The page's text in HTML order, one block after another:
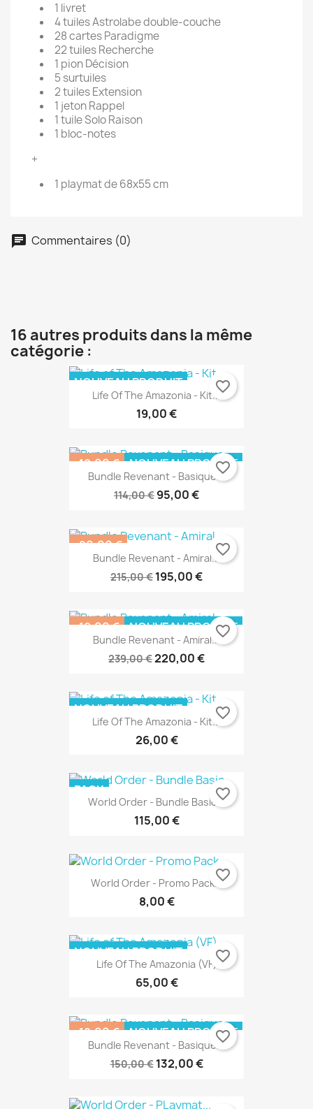
Create new list
Annuler Créer une liste d'envies
Annuler Connexion
1 livret
4 tuiles Astrolabe double-couche
28 cartes Paradigme
22 tuiles Recherche
1 pion Décision
5 surtuiles
2 tuiles Extension
1 jeton Rappel
1 tuile Solo Raison
1 bloc-notes
+
1 playmat de 68x55 cm
chat Commentaires (0)
16 autres produits dans la même
catégorie :
Life Of The Amazonia - Kit...
19,00 €
NOUVEAU PRODUIT
RUPTURE DE STOCK
favorite_border
Bundle Revenant - Basique...
114,00 € 95,00 €
-19,00 €
NOUVEAU PRODUIT
favorite_border
Bundle Revenant - Amiral...
215,00 € 195,00 €
-20,00 €
NOUVEAU PRODUIT
PACK
favorite_border
Bundle Revenant - Amiral...
239,00 €220,00 €
-19,00 €
NOUVEAU PRODUIT
favorite_border
Life Of The Amazonia - Kit...
26,00 €
NOUVEAU PRODUIT
RUPTURE DE STOCK
favorite_border
World Order - Bundle Basic...
115,00 €
PACK favorite_border
World Order - Promo Pack...
8,00 €
favorite_border
Life Of The Amazonia (VF)
65,00 €
NOUVEAU PRODUIT favorite_border
Bundle Revenant - Basique...
150,00 € 132,00 €
-18,00 €
NOUVEAU PRODUIT
favorite_border